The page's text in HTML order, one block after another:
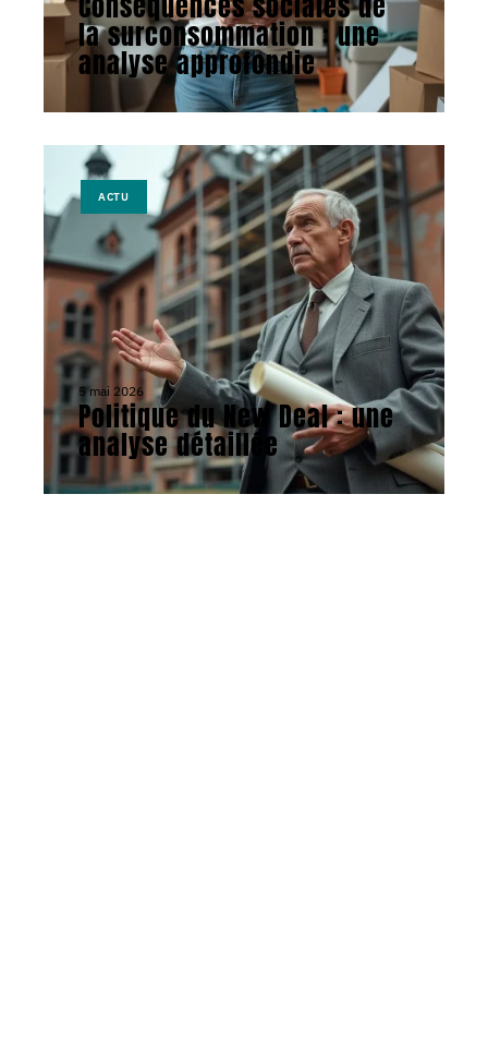
la surconsommation : une
analyse approfondie
ACTU
5 mai 2026
Politique du New Deal : une
analyse détaillée